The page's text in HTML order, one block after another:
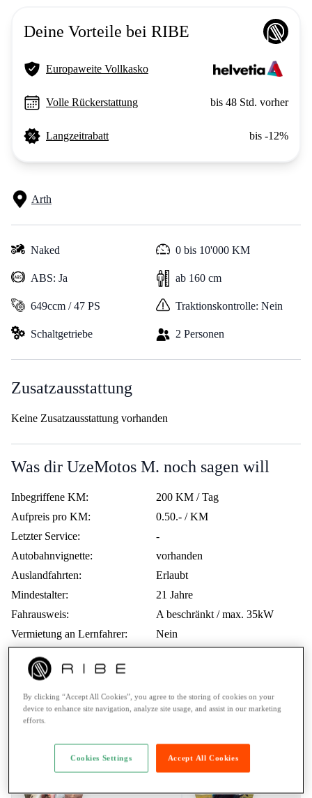
Deine Vorteile bei RIBE
Europaweite Vollkasko
Volle Rückerstattung bis 48 Std. vorher
Langzeitrabatt bis -12%
Arth
Naked 0 bis 10'000 KM
ABS: Ja ab 160 cm
649ccm / 47 PS Traktionskontrolle: Nein
Schaltgetriebe 2 Personen
Zusatzausstattung
Keine Zusatzausstattung vorhanden
Was dir UzeMotos M. noch sagen will
Inbegriffene KM:
200 KM / Tag
Aufpreis pro KM:
0.50.- / KM
Letzter Service:
-
Autobahnvignette:
vorhanden
Auslandfahrten:
Erlaubt
Mindestalter:
21 Jahre
Fahrausweis:
A beschränkt / max. 35kW
Vermietung an Lernfahrer:
Nein
Zahlungsarten:
Stimmen aus der RIBE Community
By clicking “Accept All Cookies”, you agree to the storing of cookies on your
device to enhance site navigation, analyze site usage, and assist in our marketing
efforts.
Accept All Cookies
Cookies Settings